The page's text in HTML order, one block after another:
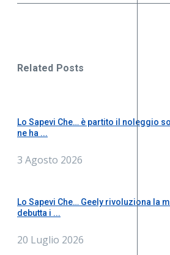
Related Posts
Lo Sapevi Che… è partito il noleggio
ne ha ...
3 Agosto 2026
Lo Sapevi Che… Geely rivoluziona la
debutta i ...
20 Luglio 2026